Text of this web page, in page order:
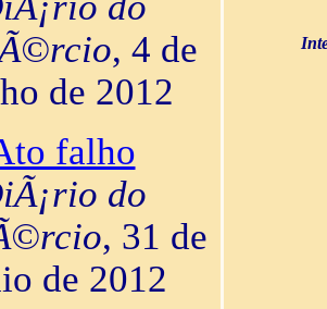
, 4 de
de 2012
falho
do
, 31 de
de 2012